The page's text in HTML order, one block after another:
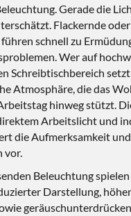
Gerade die
Flackernde
schnell zu
Wer auf
Schreibtischbereich
Atmosphäre, die das
hinweg stützt.
Arbeitslicht und
die Aufmerksamkeit
vor.
Beleuchtung
Darstellung,